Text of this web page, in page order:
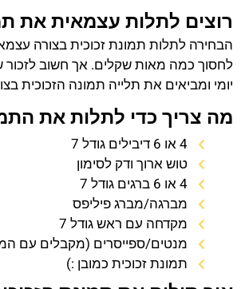
רוצים לתלות עצמאית את
הבחירה לתלות תמונת זכוכית בצורה
לחסוך כמה מאות שקלים. אך חשוב
יומי ומביאים את תלייה תמונה הזכוכית
מה צריך כדי לתלות את
4 או 6 דיבילים גודל 7
טוש ארוך ודק לסימון
4 או 6 ברגים גודל 7
מברגה/מברג פיליפס
מקדחה עם ראש גודל 7
מנטים/ספייסרים (מקבלים עם
תמונת זכוכית כמובן :)